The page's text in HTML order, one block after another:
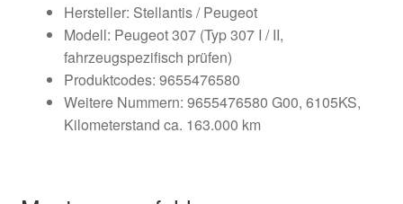
Hersteller: Stellantis / Peugeot
Modell: Peugeot 307 (Typ 307 I / II,
fahrzeugspezifisch prüfen)
Produktcodes: 9655476580
Weitere Nummern: 9655476580 G00, 6105KS,
Kilometerstand ca. 163.000 km